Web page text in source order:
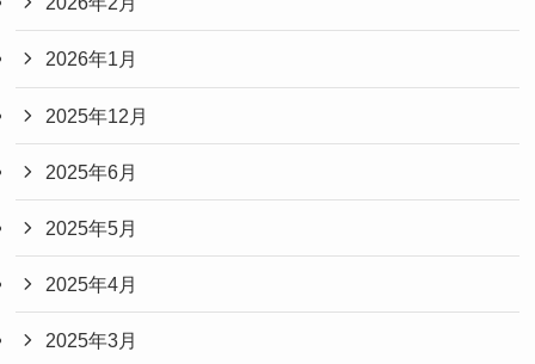
2026年1月
2025年12月
2025年6月
2025年5月
2025年4月
2025年3月